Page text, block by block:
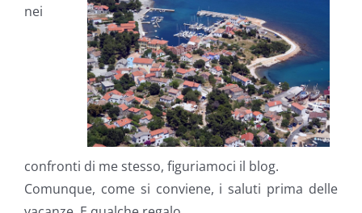
nei
confronti di me stesso, figuriamoci il blog.
Comunque, come si conviene, i saluti prima delle